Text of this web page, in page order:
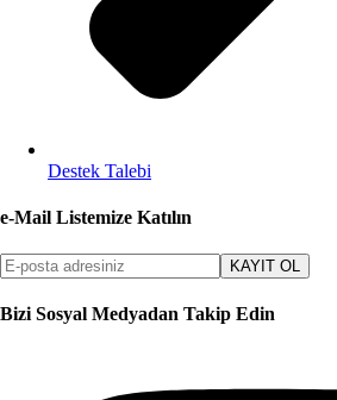
Destek Talebi
e-Mail Listemize Katılın
KAYIT OL
Bizi Sosyal Medyadan Takip Edin